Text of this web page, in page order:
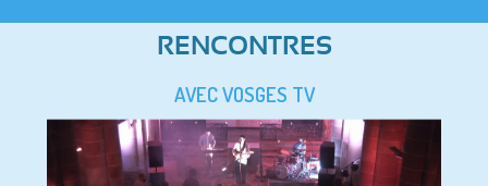
RENCONTRES
AVEC VOSGES TV